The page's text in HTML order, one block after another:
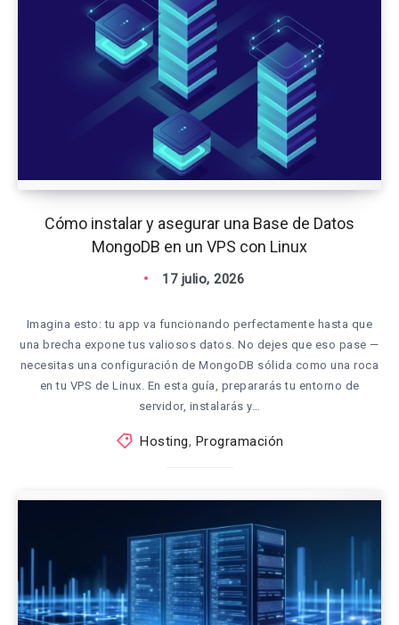
Cómo instalar y asegurar una Base de Datos
MongoDB en un VPS con Linux
17 julio, 2026
Imagina esto: tu app va funcionando perfectamente hasta que
una brecha expone tus valiosos datos. No dejes que eso pase —
necesitas una configuración de MongoDB sólida como una roca
en tu VPS de Linux. En esta guía, prepararás tu entorno de
servidor, instalarás y…
Hosting, Programación